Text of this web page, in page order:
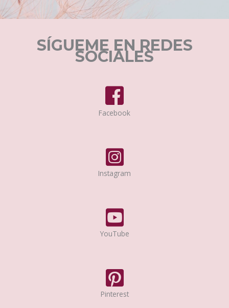
SÍGUEME EN REDES
SOCIALES
Facebook
Instagram
YouTube
Pinterest